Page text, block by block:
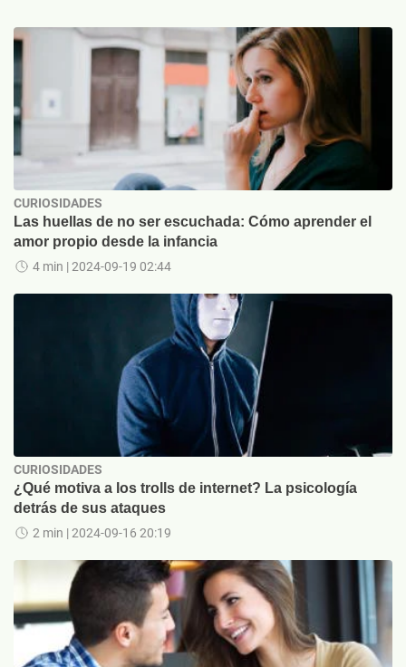
CURIOSIDADES
Las huellas de no ser escuchada: Cómo aprender el
amor propio desde la infancia
4 min | 2024-09-19 02:44
CURIOSIDADES
¿Qué motiva a los trolls de internet? La psicología
detrás de sus ataques
2 min | 2024-09-16 20:19